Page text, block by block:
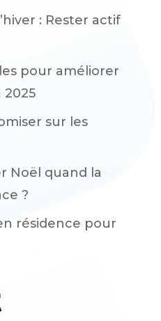
: Rester actif
pour améliorer
sur les
Noël quand la
?
résidence pour